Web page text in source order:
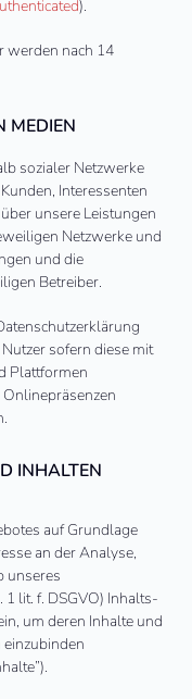
).
werden nach 14
MEDIEN
sozialer Netzwerke
Interessenten
unsere Leistungen
Netzwerke und
und die
Betreiber.
sofern diese mit
Plattformen
INHALTEN
auf Grundlage
an der Analyse,
unseres
lit. f. DSGVO) Inhalts-
um deren Inhalte und
einzubinden